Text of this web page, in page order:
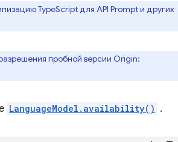
TypeScript для API Prompt и других
пробной версии Origin:
LanguageModel.availability() .